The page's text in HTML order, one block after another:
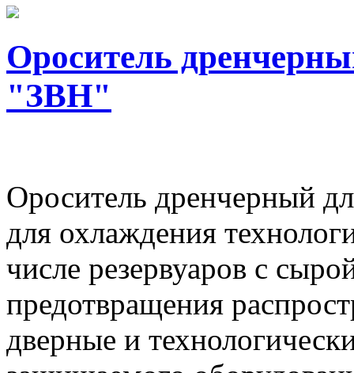
Ороситель
"ЗВН"
Ороситель дренчерный
для охлаждения
числе резервуаров с
предотвращения
дверные и